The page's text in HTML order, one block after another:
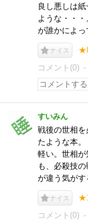
良し悪しは
ような・・
が誰かによっ
ナイス
コメント(0)
すいみん
戦後の世相
たような本
軽い。世相
も、必殺技
が違う気がす
ナイス
コメント(0)